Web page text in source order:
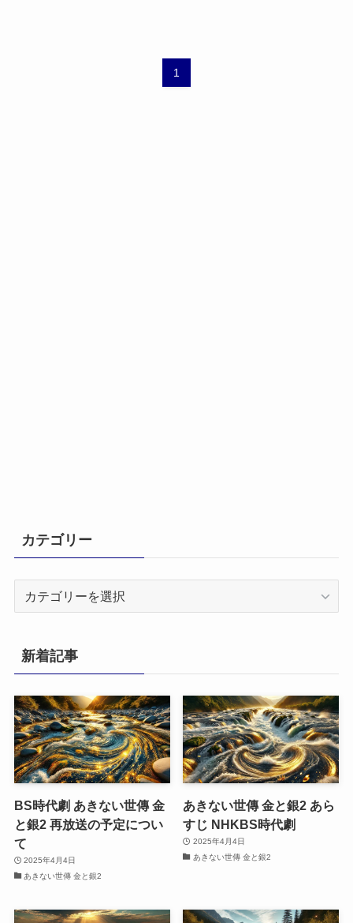
1
カテゴリー
リ
ー
新着記事
BS時代劇 あきない世傳 金
と銀2 再放送の予定につい
て
2025年4月4日
あきない世傳 金と銀2
あきない世傳 金と銀2 あら
すじ NHKBS時代劇
2025年4月4日
あきない世傳 金と銀2